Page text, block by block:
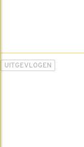
UITGEVLOGEN